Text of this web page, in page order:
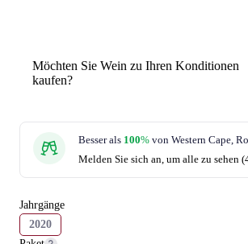
Möchten Sie Wein zu Ihren Konditionen
kaufen?
Besser als 100% von Western Cape,
Melden Sie sich an, um alle zu sehen
Jahrgänge
2020